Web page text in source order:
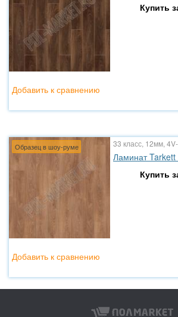
Купить
Добавить к сравнению
Образец в шоу-руме 33 класс, 12мм,
Ламинат
Купить
Добавить к сравнению